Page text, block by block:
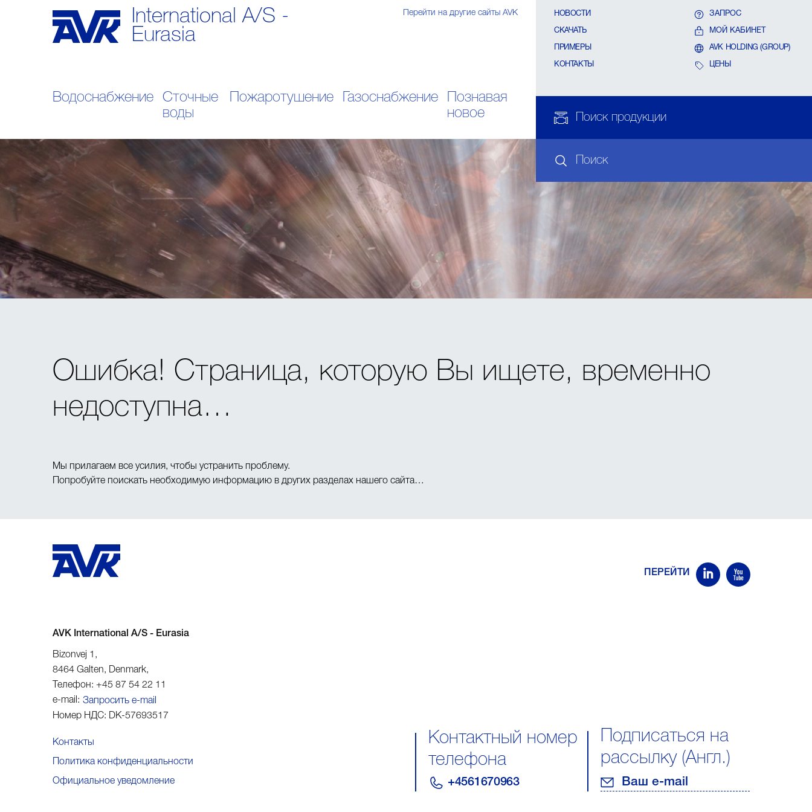
International A/S -
Eurasia
Водоснабжение
Сточные
воды
Пожаротушение Газоснабжение
Познавая
новое
Поиск
Поиск продукции
НОВОСТИ
СКАЧАТЬ
ПРИМЕРЫ
КОНТАКТЫ
ЗАПРОС
МОЙ КАБИНЕТ
AVK HOLDING (GROUP)
ЦЕНЫ
Перейти на другие сайты AVK
Ошибка! Страница, которую Вы ищете, временно
недоступна…
Мы прилагаем все усилия, чтобы устранить проблему.
Попробуйте поискать необходимую информацию в других разделах нашего сайта…
AVK International A/S - Eurasia
Bizonvej 1 ,
8464 Galten, Denmark,
Телефон: +45 87 54 22 11
e-mail: Запросить e-mail
Номер НДС: DK-57693517
Контакты
Политика конфиденциальности
Официальное уведомление
ПЕРЕЙТИ
Контактный номер
телефона
+4561670963
Подписаться на
рассылку (Англ.)
Ваш e-mail